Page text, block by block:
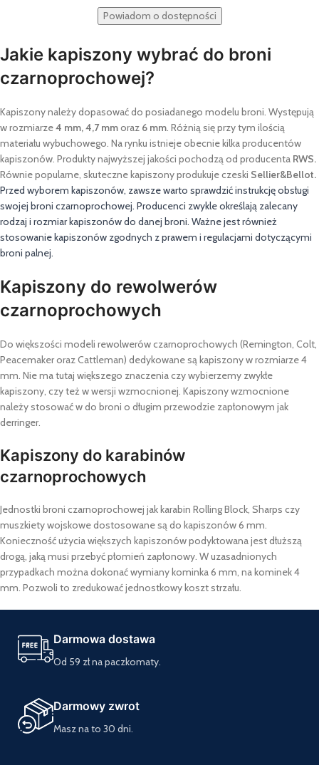
Powiadom o dostępności
Jakie kapiszony wybrać do broni
czarnoprochowej?
Kapiszony należy dopasować do posiadanego modelu broni. Występują
w rozmiarze4 mm, 4,7 mmoraz 6 mm. Różnią się przy tym ilością
materiału wybuchowego. Na rynku istnieje obecnie kilka producentów
kapiszonów. Produkty najwyższej jakości pochodzą od producenta RWS.
Równie popularne, skuteczne kapiszony produkuje czeski Sellier&Bellot.
Przed wyborem kapiszonów, zawsze warto sprawdzić instrukcję obsługi
swojej broni czarnoprochowej. Producenci zwykle określają zalecany
rodzaj i rozmiar kapiszonów do danej broni. Ważne jest również
stosowanie kapiszonów zgodnych z prawem i regulacjami dotyczącymi
broni palnej.
Kapiszony do rewolwerów
czarnoprochowych
Do większości modeli rewolwerów czarnoprochowych (Remington, Colt,
Peacemaker oraz Cattleman) dedykowane są kapiszony w rozmiarze 4
mm. Nie ma tutaj większego znaczenia czy wybierzemy zwykłe
kapiszony, czy też w wersji wzmocnionej. Kapiszony wzmocnione
należy stosować w do broni o długim przewodzie zapłonowym jak
derringer.
Kapiszony do karabinów
czarnoprochowych
Jednostki broni czarnoprochowej jak karabin Rolling Block, Sharps czy
muszkiety wojskowe dostosowane są do kapiszonów 6 mm.
Konieczność użycia większych kapiszonów podyktowana jest dłuższą
drogą, jaką musi przebyć płomień zapłonowy. W uzasadnionych
przypadkach można dokonać wymiany kominka 6 mm, na kominek 4
mm. Pozwoli to zredukować jednostkowy koszt strzału.
Darmowa dostawa
Od 59 zł na paczkomaty.
Darmowy zwrot
Masz na to 30 dni.